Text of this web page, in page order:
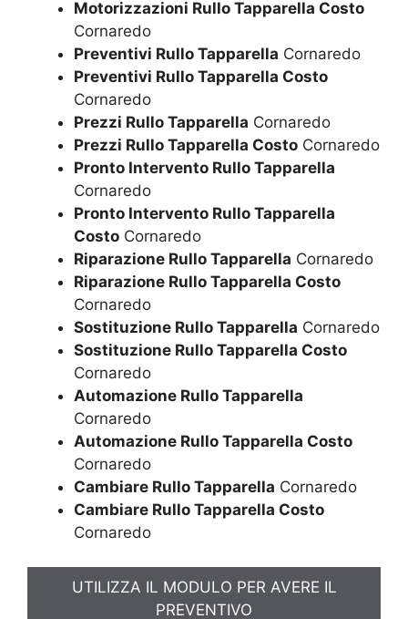
Motorizzazioni Rullo Tapparella Costo
Cornaredo
Preventivi Rullo Tapparella Cornaredo
Preventivi Rullo Tapparella Costo
Cornaredo
Prezzi Rullo Tapparella Cornaredo
Prezzi Rullo Tapparella Costo Cornaredo
Pronto Intervento Rullo Tapparella
Cornaredo
Pronto Intervento Rullo Tapparella
Costo Cornaredo
Riparazione Rullo Tapparella Cornaredo
Riparazione Rullo Tapparella Costo
Cornaredo
Sostituzione Rullo Tapparella Cornaredo
Sostituzione Rullo Tapparella Costo
Cornaredo
Automazione Rullo Tapparella
Cornaredo
Automazione Rullo Tapparella Costo
Cornaredo
Cambiare Rullo Tapparella Cornaredo
Cambiare Rullo Tapparella Costo
Cornaredo
UTILIZZA IL MODULO PER AVERE IL
PREVENTIVO